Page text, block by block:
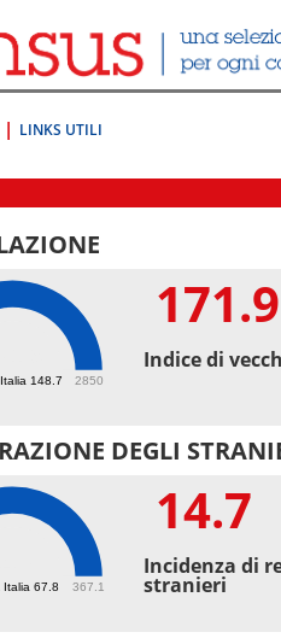
LINKS UTILI
148.7 2850
171.9
Indice di
DEGLI
Italia 67.8 367.1
14.7
Incidenza di
stranieri